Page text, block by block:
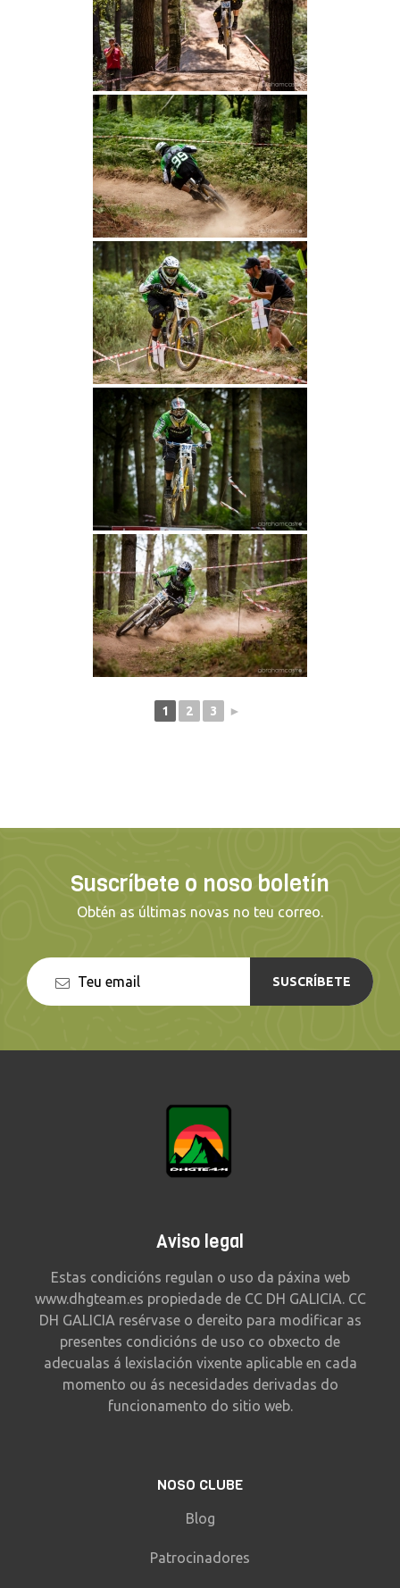
1 2 3 ►
Suscríbete o noso boletín
Obtén as últimas novas no teu correo.
SUSCRÍBETE
Aviso legal
Estas condicións regulan o uso da páxina web
www.dhgteam.es propiedade de CC DH GALICIA. CC
DH GALICIA resérvase o dereito para modificar as
presentes condicións de uso co obxecto de
adecualas á lexislación vixente aplicable en cada
momento ou ás necesidades derivadas do
funcionamento do sitio web.
NOSO CLUBE
Blog
Patrocinadores